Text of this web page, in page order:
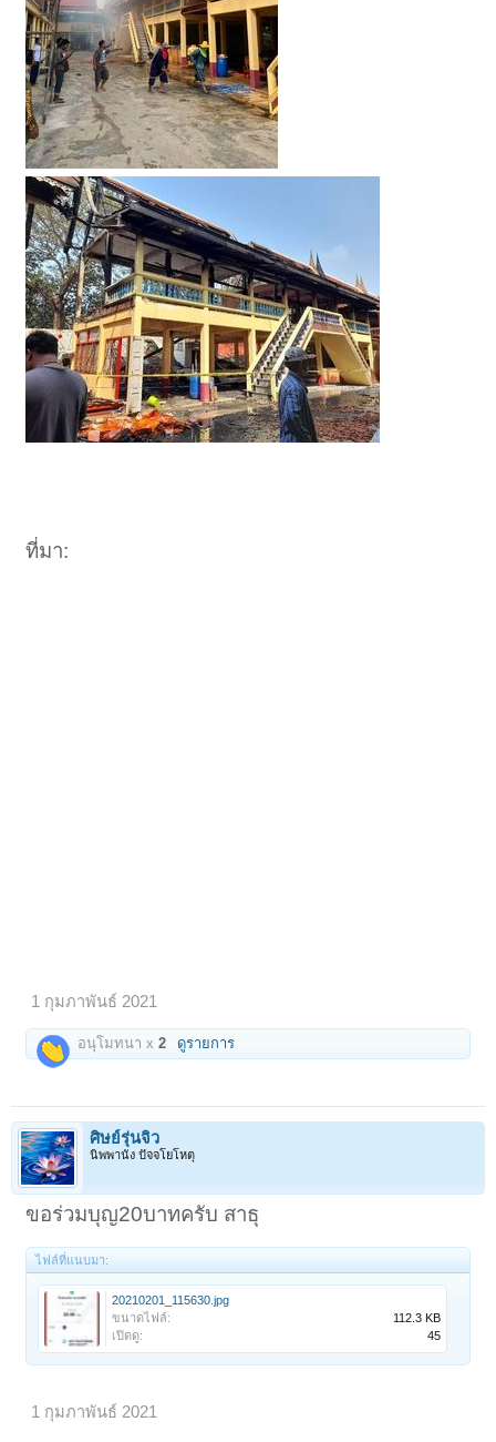
ที่มา:
1 กุมภาพันธ์ 2021
อนุโมทนา x2 ดูรายการ
ศิษย์รุ่นจิ๋ว
นิพพานัง ปัจจโยโหตุ
ขอร่วมบุญ20บาทครับ สาธุ
ไฟล์ที่แนบมา:
20210201_115630.jpg
ขนาดไฟล์:
112.3 KB
เปิดดู:
45
1 กุมภาพันธ์ 2021